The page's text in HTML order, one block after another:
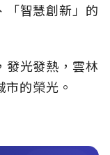
「智慧創新」的
發光發熱，雲林
的榮光。